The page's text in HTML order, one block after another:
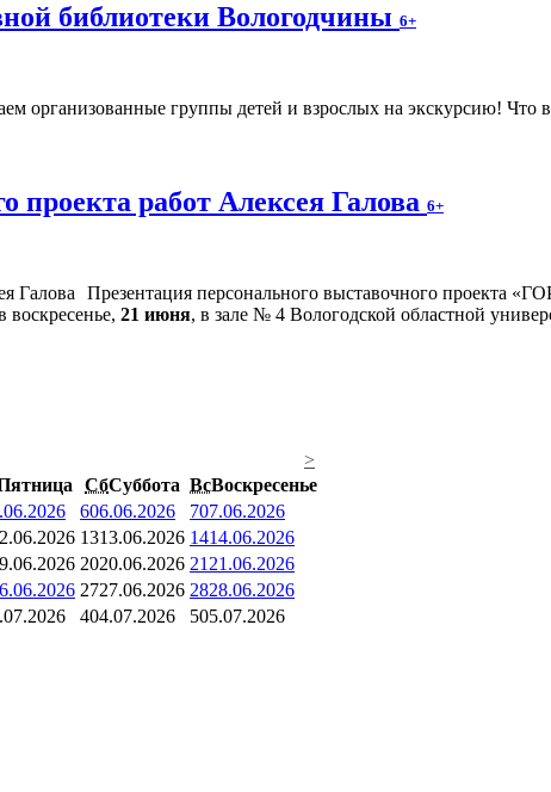
библиотеки Вологодчины 6+
организованные группы детей и взрослых на экскурсию! Что
работ Алексея Галова 6+
Презентация персонального выставочного проекта
воскресенье, 21 июня, в зале № 4 Вологодской областной
>
СбСуббота ВсВоскресенье
606.06.2026 707.06.2026
1313.06.2026 1414.06.2026
2020.06.2026 21 21.06.2026
2727.06.2026 2828.06.2026
404.07.2026 505.07.2026